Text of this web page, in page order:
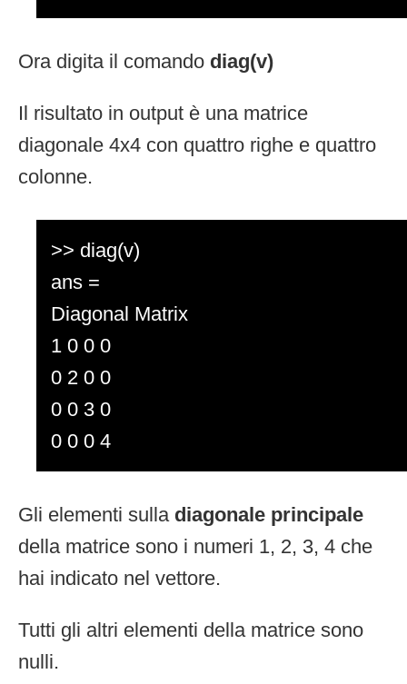
Ora digita il comando diag(v)
Il risultato in output è una matrice
diagonale 4x4 con quattro righe e quattro
colonne.
>> diag(v)
ans =
Diagonal Matrix
1 0 0 0
0 2 0 0
0 0 3 0
0 0 0 4
Gli elementi sulla diagonale principale
della matrice sono i numeri 1, 2, 3, 4 che
hai indicato nel vettore.
Tutti gli altri elementi della matrice sono
nulli.